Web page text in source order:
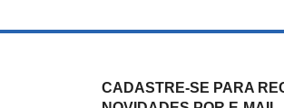
CADASTRE-SE PARA